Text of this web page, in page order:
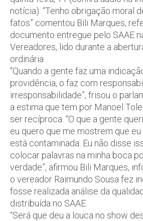
notícia). “Tenho obrigação moral
fatos” comentou Bili Marques,
documento entregue pelo SAAE
Vereadores, lido durante a
ordinária .
“Quando a gente faz uma
providência, o faz com
irresponsabilidade”, frisou o
a estima que tem por Manoel
ser recíproca. “O que a gente
eu quero que me mostrem que eu
está contaminada. Eu não disse
colocar palavras na minha boca
verdade”, afirmou Bili Marques,
o vereador Raimundo Sousa fez
fosse realizada análise da
distribuída no SAAE.
“Será que deu a louca no show